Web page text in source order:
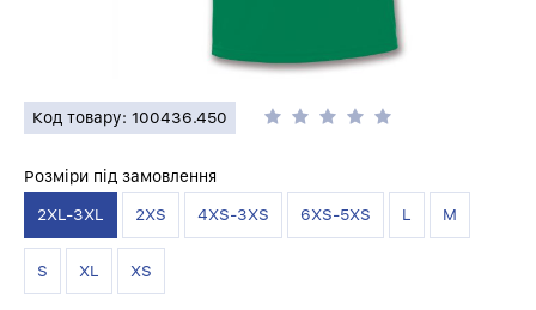
Код товару: 100436.450
Розміри під замовлення
2XL-3XL
2XS 4XS-3XS 6XS-5XS L M
S XL XS